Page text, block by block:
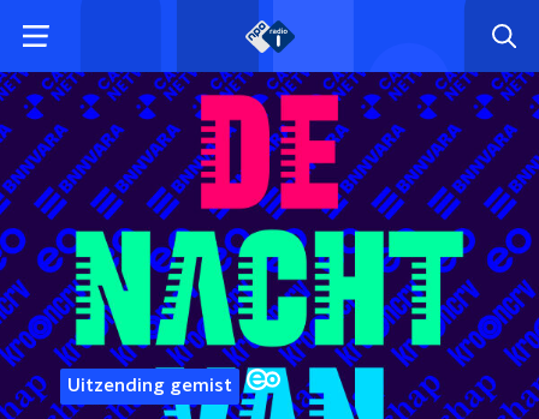
Uitzending gemist